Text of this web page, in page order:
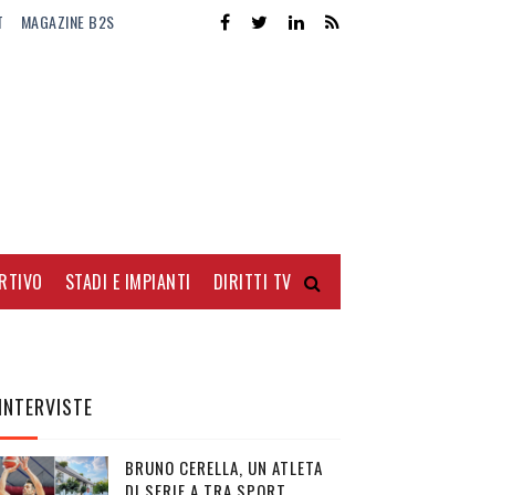
MAGAZINE B2S
STADI E IMPIANTI DIRITTI TV
INTERVISTE
BRUNO CERELLA, UN ATLETA